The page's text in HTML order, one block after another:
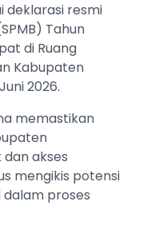
deklarasi resmi
Tahun
di Ruang
Kabupaten
2026.
memastikan
akses
mengikis potensi
proses